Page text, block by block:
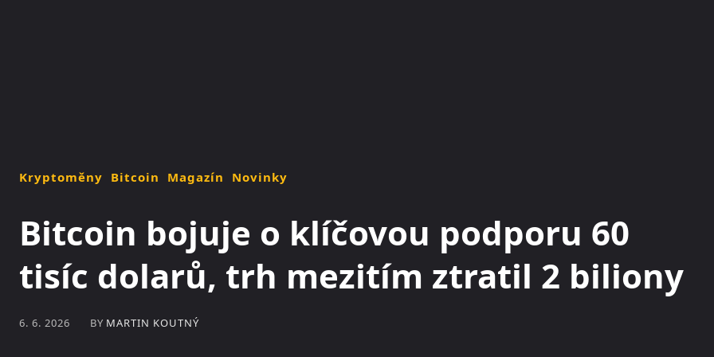
Kryptoměny Bitcoin Magazín Novinky
Bitcoin bojuje o klíčovou podporu 60
tisíc dolarů, trh mezitím ztratil 2 biliony
6. 6. 2026 BY MARTIN KOUTNÝ